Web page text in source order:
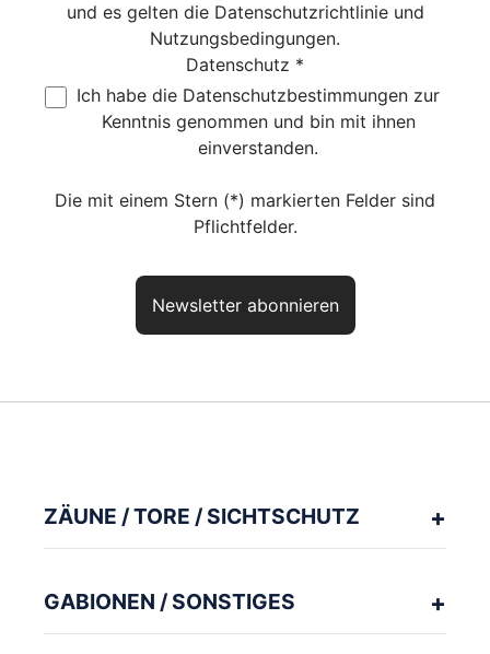
und es gelten die Datenschutzrichtlinieund
Nutzungsbedingungen.
Datenschutz *
Ich habe die Datenschutzbestimmungen zur
Kenntnis genommen und bin mit ihnen
einverstanden.
Die mit einem Stern (*) markierten Felder sind
Pflichtfelder.
Newsletter abonnieren
Artikelnr.: PZUBZN100100B7016
Unser kompetentes Fachpersonal berät Sie gerne zu Ihrer Planung
ZÄUNE / TORE / SICHTSCHUTZ
GABIONEN / SONSTIGES